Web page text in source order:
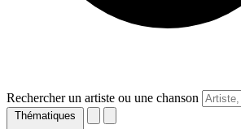
Rechercher un artiste ou une chanson
Thématiques